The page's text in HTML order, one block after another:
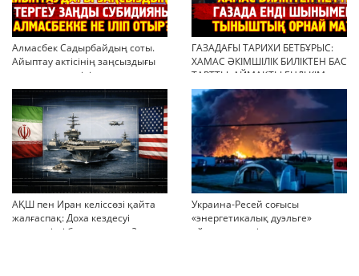
Алмасбек Садырбайдың соты.
Айыптау актісінің заңсыздығы
мен қолдан өсірілген
миллиондар
ГАЗАДАҒЫ ТАРИХИ БЕТБҰРЫС:
ХАМАС ӘКІМШІЛІК БИЛІКТЕН БАС
ТАРТТЫ. АЙМАҚТЫ ЕНДІ КІМ
БАСҚАРАДЫ?
АҚШ пен Иран келіссөзі қайта
жалғаспақ: Доха кездесуі
шиеленісті бәсеңдете ме?
Украина-Ресей соғысы
«энергетикалық дуэльге»
айналып кетті